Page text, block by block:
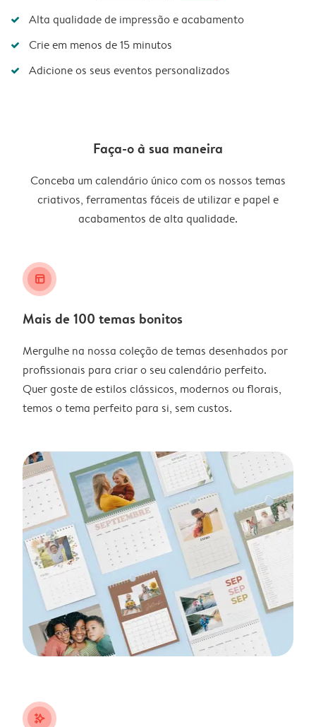
Alta qualidade de impressão e acabamento
Crie em menos de 15 minutos
Adicione os seus eventos personalizados
Faça-o à sua maneira
Conceba um calendário único com os nossos temas
criativos, ferramentas fáceis de utilizar e papel e
acabamentos de alta qualidade.
layout_alt
Mais de 100 temas bonitos
Mergulhe na nossa coleção de temas desenhados por
profissionais para criar o seu calendário perfeito.
Quer goste de estilos clássicos, modernos ou florais,
temos o tema perfeito para si, sem custos.
stars_plus